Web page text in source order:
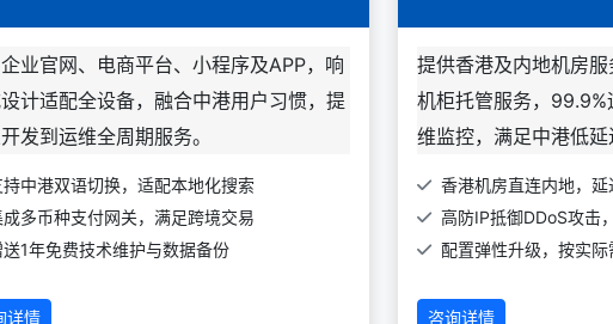
业官网、电商平台、小程序及APP，响
计适配全设备，融合中港用户习惯，提
发到运维全周期服务。
持中港双语切换，适配本地化搜索
成多币种支付网关，满足跨境交易
送1年免费技术维护与数据备份
详情
提供香港及内地机房服
机柜托管服务，
维监控，满足中港低延
香港机房直连内地，
高防IP抵御DDoS攻击
配置弹性升级，按实际
咨询详情